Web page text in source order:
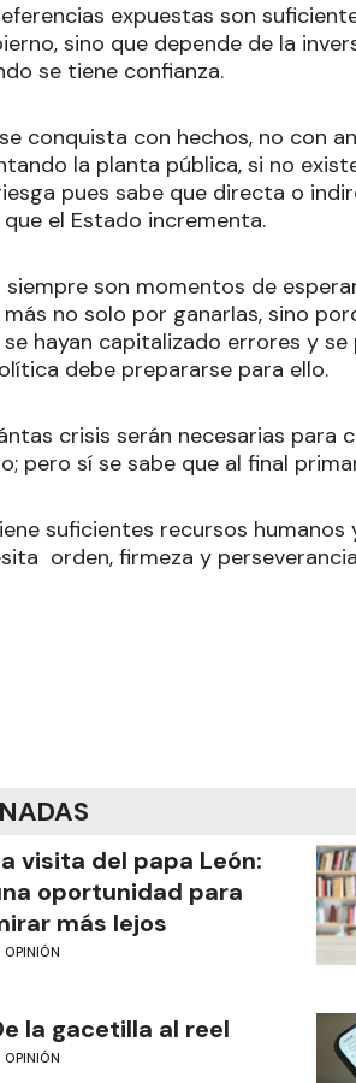
expuestas son
sino que depende de la
se tiene confianza.
conquista con hechos, no con
la planta pública, si no
pues sabe que directa o
el Estado incrementa.
siempre son momentos de
no solo por ganarlas, sino
se hayan capitalizado errores y
debe prepararse para ello.
crisis serán necesarias para
pero sí se sabe que al final
suficientes recursos
orden, firmeza y
visita del papa León:
oportunidad para
más lejos
OPINIÓN
la gacetilla al reel
OPINIÓN